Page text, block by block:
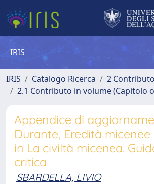
IRIS
IRIS Catalogo Ricerca
2
2.1 Contributo in volume (Capitolo
Appendice di
Durante, Eredità micenee
in La civiltà micenea.
critica
SBARDELLA, LIVIO